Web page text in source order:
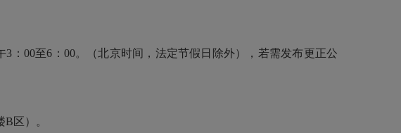
00至6：00。（北京时间，法定节假日除外），若需发布更正公
区）。